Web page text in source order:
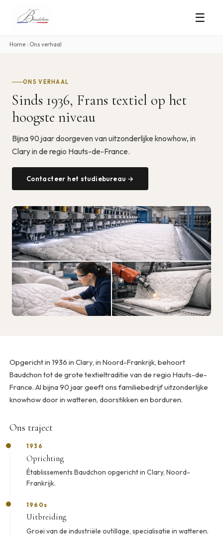
☰
Home › Ons verhaal
ONS VERHAAL
Sinds 1936, Frans textiel op het
hoogste niveau
Bijna 90 jaar doorgeven van uitzonderlijke knowhow, in
Clary in de regio Hauts-de-France.
Contacteer het studiebureau →
Opgericht in 1936 in Clary, in Noord-Frankrijk, behoort
Baudchon tot de grote textieltraditie van de regio Hauts-de-
France. Al bijna 90 jaar geeft ons familiebedrijf uitzonderlijke
knowhow door in watteren, doorstikken en borduren.
Ons traject
1936
Oprichting
Établissements Baudchon opgericht in Clary, Noord-
Frankrijk.
1960s
Uitbreiding
Groei van de industriële outillage, specialisatie in watteren.